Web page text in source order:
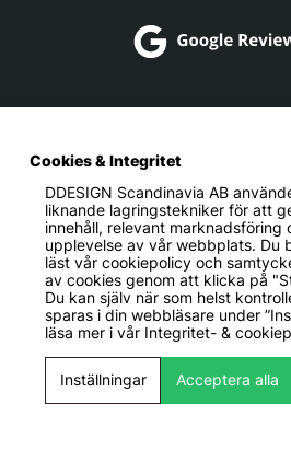
Kundservice
Information
Cookies & Integritet
DDESIGN Scandinavia AB
liknande lagringstekniker för att
innehåll, relevant marknadsföring
upplevelse av vår webbplats. Du
läst vår cookiepolicy och
av cookies genom att klicka på
Du kan själv när som helst
sparas i din webbläsare under
läsa mer i vår Integritet- &
Inställningar Acceptera alla